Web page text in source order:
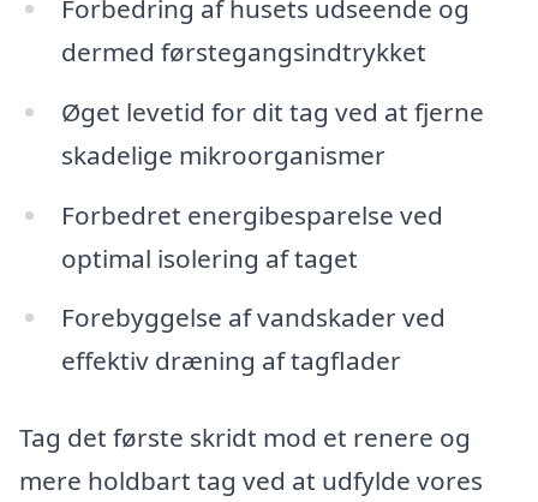
Forbedring af husets udseende og
dermed førstegangsindtrykket
Øget levetid for dit tag ved at fjerne
skadelige mikroorganismer
Forbedret energibesparelse ved
optimal isolering af taget
Forebyggelse af vandskader ved
effektiv dræning af tagflader
Tag det første skridt mod et renere og
mere holdbart tag ved at udfylde vores